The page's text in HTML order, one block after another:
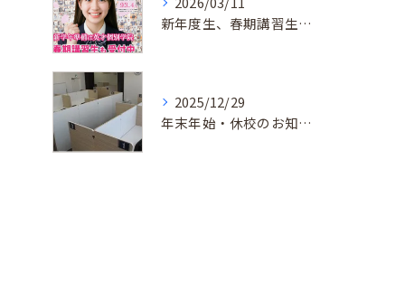
新年度生、春期講習生 受付中！
2025/12/29
年末年始・休校のお知らせ